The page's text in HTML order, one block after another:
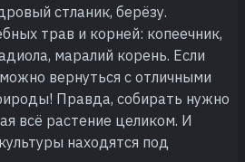
стланик, берёзу.
трав и корней: копеечник,
маралий корень. Если
вернуться с отличными
Правда, собирать нужно
всё растение целиком. И
находятся под